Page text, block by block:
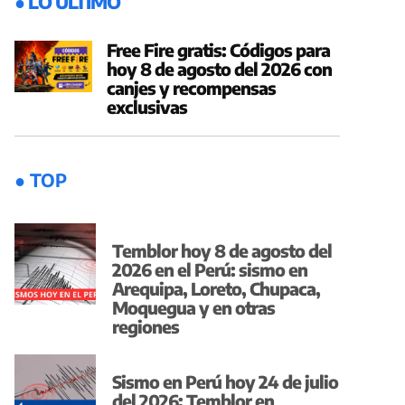
Free Fire gratis: Códigos para
hoy 8 de agosto del 2026 con
canjes y recompensas
exclusivas
● TOP
Temblor hoy 8 de agosto del
2026 en el Perú: sismo en
Arequipa, Loreto, Chupaca,
Moquegua y en otras
regiones
Sismo en Perú hoy 24 de julio
del 2026: Temblor en